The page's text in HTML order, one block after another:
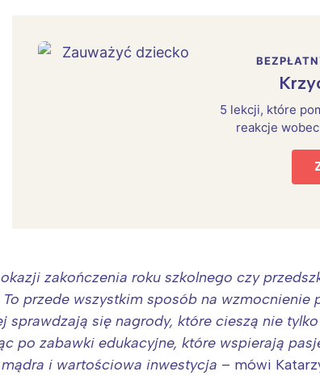
5 lekcji, które
reakcje
zakończenia roku szkolnego czy
przede wszystkim sposób na wzmocnienie
sprawdzają się nagrody, które cieszą nie
po zabawki edukacyjne, które wspierają
i wartościowa inwestycja – mówi